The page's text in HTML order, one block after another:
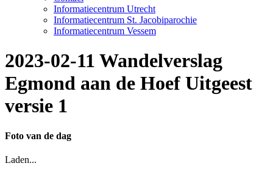
Informatiecentrum Utrecht
Informatiecentrum St. Jacobiparochie
Informatiecentrum Vessem
2023-02-11 Wandelverslag
Egmond aan de Hoef Uitgeest
versie 1
Foto van de dag
Laden...